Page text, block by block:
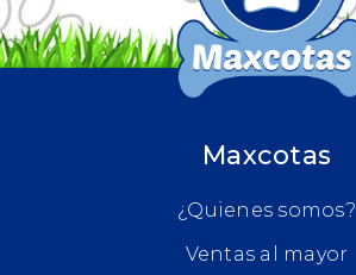
Maxcotas
¿Quienes somos?
Ventas al mayor